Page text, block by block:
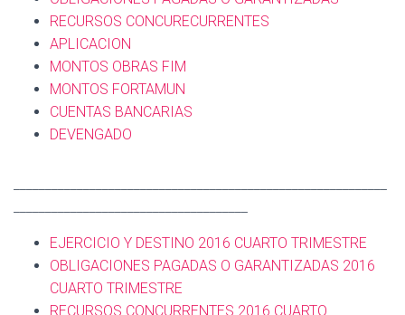
RECURSOS CONCURECURRENTES
APLICACION
MONTOS OBRAS FIM
MONTOS FORTAMUN
CUENTAS BANCARIAS
DEVENGADO
EJERCICIO Y DESTINO 2016 CUARTO TRIMESTRE
OBLIGACIONES PAGADAS O GARANTIZADAS 2016
CUARTO TRIMESTRE
RECURSOS CONCURRENTES 2016 CUARTO